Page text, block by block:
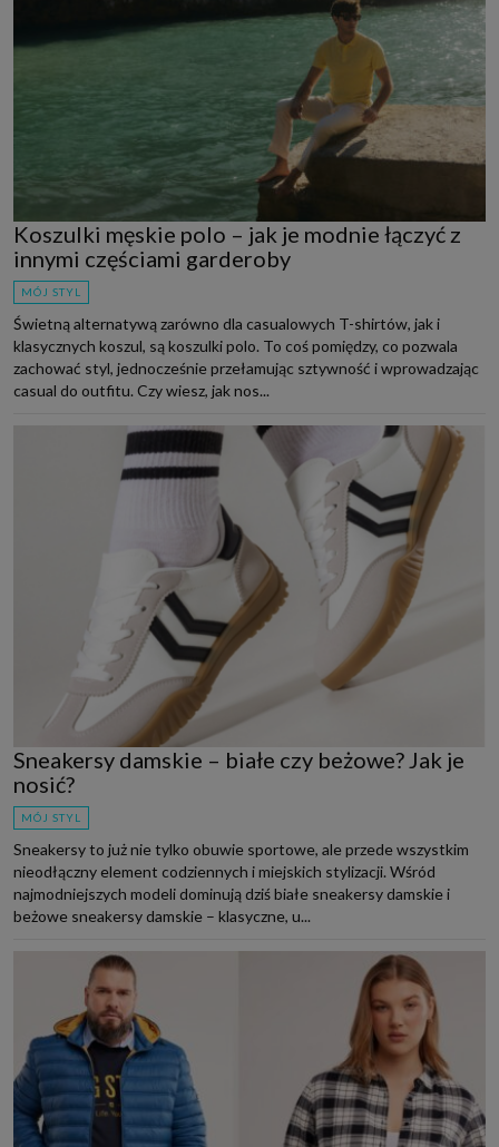
Koszulki męskie polo – jak je modnie łączyć z
innymi częściami garderoby
MÓJ STYL
Świetną alternatywą zarówno dla casualowych T-shirtów, jak i
klasycznych koszul, są koszulki polo. To coś pomiędzy, co pozwala
zachować styl, jednocześnie przełamując sztywność i wprowadzając
casual do outfitu. Czy wiesz, jak nos...
Sneakersy damskie – białe czy beżowe? Jak je
nosić?
MÓJ STYL
Sneakersy to już nie tylko obuwie sportowe, ale przede wszystkim
nieodłączny element codziennych i miejskich stylizacji. Wśród
najmodniejszych modeli dominują dziś białe sneakersy damskie i
beżowe sneakersy damskie – klasyczne, u...